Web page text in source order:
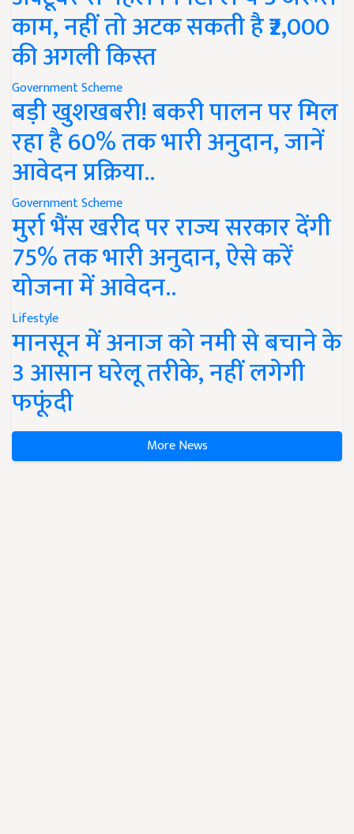
काम, नहीं तो अटक सकती है ₹2,000
की अगली किस्त
Government Scheme
बड़ी खुशखबरी! बकरी पालन पर मिल
रहा है 60% तक भारी अनुदान, जानें
आवेदन प्रक्रिया..
Government Scheme
मुर्रा भैंस खरीद पर राज्य सरकार देंगी
75% तक भारी अनुदान, ऐसे करें
योजना में आवेदन..
Lifestyle
मानसून में अनाज को नमी से बचाने के
3 आसान घरेलू तरीके, नहीं लगेगी
फफूंदी
More News